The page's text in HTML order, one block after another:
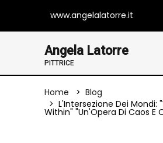
www.angelalatorre.it
Angela Latorre
PITTRICE
Home
Blog
L'Intersezione Dei Mondi:
Within" "Un'Opera Di Caos E